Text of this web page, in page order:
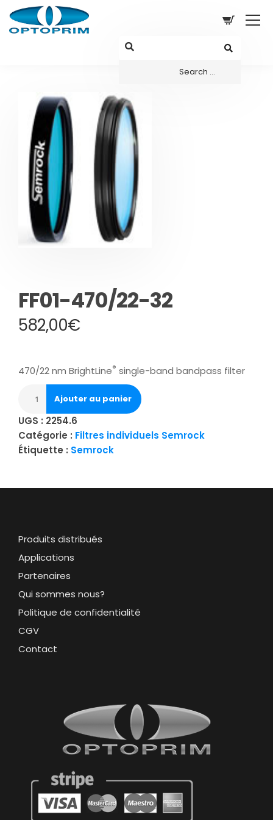
FF01-470/22-32
582,00€
470/22 nm BrightLine® single-band bandpass filter
Ajouter au panier
UGS : 2254.6
Catégorie : Filtres individuels Semrock
Étiquette : Semrock
Produits distribués
Applications
Partenaires
Qui sommes nous?
Politique de confidentialité
CGV
Contact